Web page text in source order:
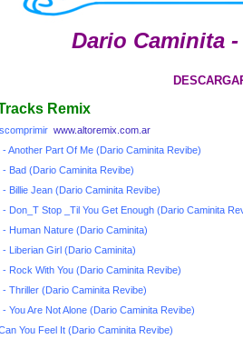
Dario Caminita
Remix
www.altoremix.com.ar
Another Part Of Me (Dario Caminita Revibe)
Bad (Dario Caminita Revibe)
Billie Jean (Dario Caminita Revibe)
Don_T Stop _Til You Get Enough (Dario Caminita
Human Nature (Dario Caminita)
Liberian Girl (Dario Caminita)
Rock With You (Dario Caminita Revibe)
Thriller (Dario Caminita Revibe)
You Are Not Alone (Dario Caminita Revibe)
You Feel It (Dario Caminita Revibe)